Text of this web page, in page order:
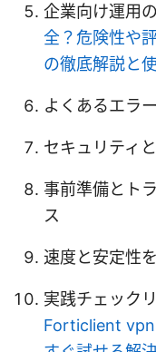
企業向け運用
全？危険性や
の徹底解説と
よくあるエラ
セキュリティ
事前準備とト
ス
速度と安定性
実践チェック
Forticlient vpn